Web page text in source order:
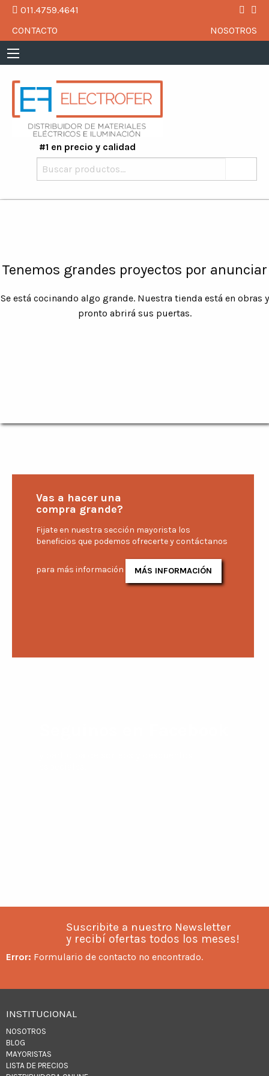
011.4759.4641
CONTACTO
NOSOTROS
#1 en precio y calidad
Tenemos grandes proyectos por anunciar
Se está cocinando algo grande. Nuestra tienda está en obras y
pronto abrirá sus puertas.
Vas a hacer una
compra grande?
Fijate en nuestra sección mayorista los
beneficios que podemos ofrecerte y contáctanos
para más información MÁS INFORMACIÓN
Suscribite a nuestro Newsletter
y recibí ofertas todos los meses!
Error: Formulario de contacto no encontrado.
INSTITUCIONAL
NOSOTROS
BLOG
MAYORISTAS
LISTA DE PRECIOS